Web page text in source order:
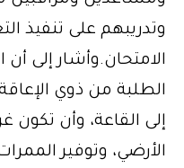
وتدريبهم على تنفيذ
الامتحان.وأشار إلى أن
الطلبة من ذوي
إلى القاعة، وأن تكون
الأرضي، وتوفير